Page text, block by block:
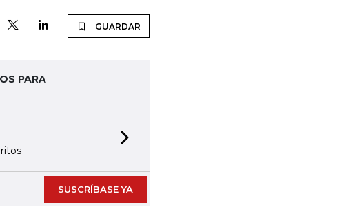
GUARDAR
PARA
SUSCRÍBASE YA